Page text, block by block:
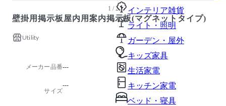
インテリア雑貨
ライト・照明
ガーデン・屋外
キッズ家具
生活家電
キッチン家電
ベッド・寝具
1 / 2
壁掛用掲示板屋内用案内掲示板(マグネットタイプ)
Utility
メーカー品番---
サイズ
---